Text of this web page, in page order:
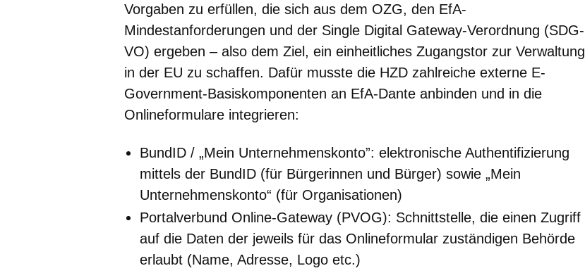
Vorgaben zu erfüllen, die sich aus dem OZG, den EfA-
Mindestanforderungen und der Single Digital Gateway-Verordnung (SDG-
VO) ergeben – also dem Ziel, ein einheitliches Zugangstor zur Verwaltung
in der EU zu schaffen. Dafür musste die HZD zahlreiche externe E-
Government-Basiskomponenten an EfA-Dante anbinden und in die
Onlineformulare integrieren:
BundID / „Mein Unternehmenskonto”: elektronische Authentifizierung
mittels der BundID (für Bürgerinnen und Bürger) sowie „Mein
Unternehmenskonto“ (für Organisationen)
Portalverbund Online-Gateway (PVOG): Schnittstelle, die einen Zugriff
auf die Daten der jeweils für das Onlineformular zuständigen Behörde
erlaubt (Name, Adresse, Logo etc.)